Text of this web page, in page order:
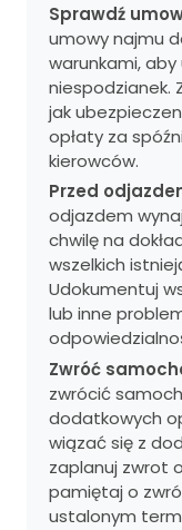
Sprawdź
umowy najmu
warunkami, aby
niespodzianek.
jak
opłaty za
kierowców.
Przed
odjazdem
chwilę na
wszelkich
Udokumentuj
lub inne
Zwróć
zwrócić
dodatkowych
wiązać się z
zaplanuj zwrot
pamiętaj o
ustalonym